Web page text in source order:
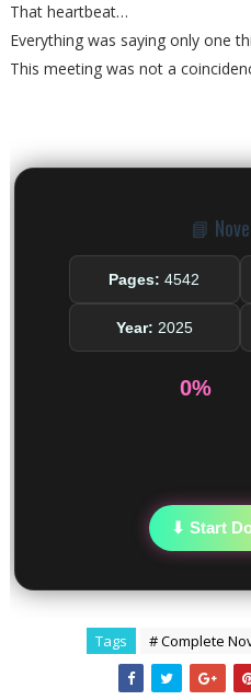
That heartbeat…
Everything was saying only one
This meeting was not a
📘
Pages: 4542
Year: 2025
0%
⬇ Start
Tags # Complete